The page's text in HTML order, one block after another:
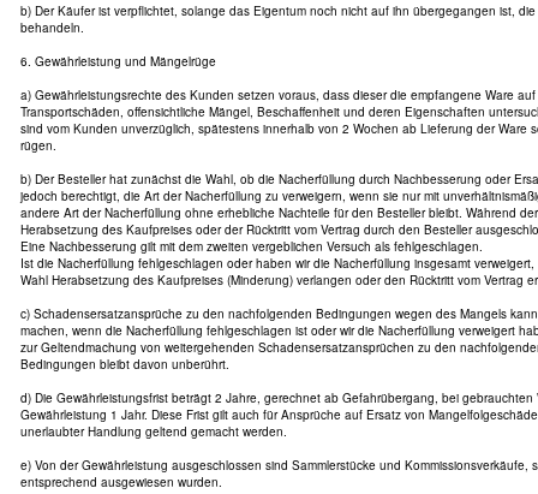
b) Der Käufer ist verpflichtet, solange das Eigentum noch nicht auf ihn übergegangen ist,
behandeln.
6. Gewährleistung und Mängelrüge
a) Gewährleistungsrechte des Kunden setzen voraus, dass dieser die empfangene Ware
Transportschäden, offensichtliche Mängel, Beschaffenheit und deren Eigenschaften
sind vom Kunden unverzüglich, spätestens innerhalb von 2 Wochen ab Lieferung der Ware
rügen.
b) Der Besteller hat zunächst die Wahl, ob die Nacherfüllung durch Nachbesserung oder
jedoch berechtigt, die Art der Nacherfüllung zu verweigern, wenn sie nur mit
andere Art der Nacherfüllung ohne erhebliche Nachteile für den Besteller bleibt. Während
Herabsetzung des Kaufpreises oder der Rücktritt vom Vertrag durch den Besteller
Eine Nachbesserung gilt mit dem zweiten vergeblichen Versuch als fehlgeschlagen.
Ist die Nacherfüllung fehlgeschlagen oder haben wir die Nacherfüllung insgesamt
Wahl Herabsetzung des Kaufpreises (Minderung) verlangen oder den Rücktritt vom Vertrag
c) Schadensersatzansprüche zu den nachfolgenden Bedingungen wegen des Mangels
machen, wenn die Nacherfüllung fehlgeschlagen ist oder wir die Nacherfüllung verweigert
zur Geltendmachung von weitergehenden Schadensersatzansprüchen zu den
Bedingungen bleibt davon unberührt.
d) Die Gewährleistungsfrist beträgt 2 Jahre, gerechnet ab Gefahrübergang, bei gebrauchten
Gewährleistung 1 Jahr. Diese Frist gilt auch für Ansprüche auf Ersatz von
unerlaubter Handlung geltend gemacht werden.
e) Von der Gewährleistung ausgeschlossen sind Sammlerstücke und Kommissionsverkäufe,
entsprechend ausgewiesen wurden.